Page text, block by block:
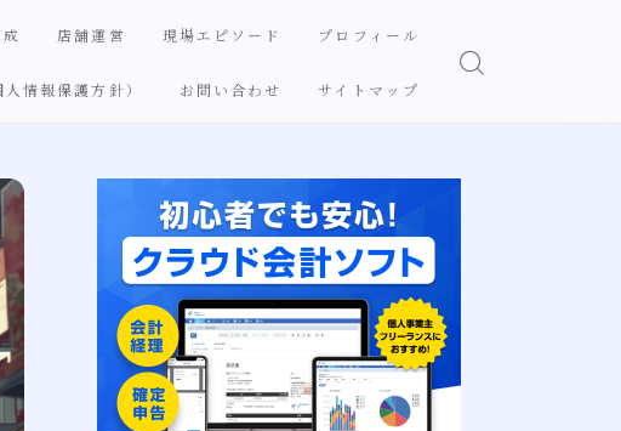
店舗運営 現場エピソード プロフィール
情報保護方針） お問い合わせ サイトマップ